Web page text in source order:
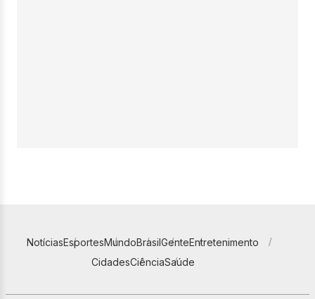
NotíciasEsportesMundoBrasilGenteEntretenimento
CidadesCiênciaSaúde